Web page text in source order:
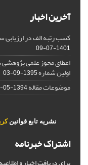
آخرین اخبار
کسب رتبه الف در ارزیابی
1401-07-09
اعطای مجوز علمی
اولین شماره1395-09-03
موضوعات مقاله1394-05-07
نشریه تابع قوانین
اشتراک خبرنامه